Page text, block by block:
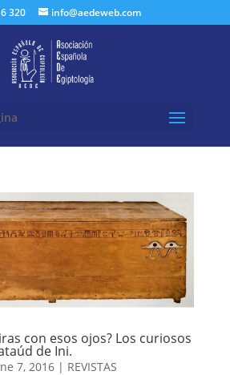
320 info@aedeweb.com
con esos ojos? Los curiosos
de Ini.
7, 2016| REVISTAS